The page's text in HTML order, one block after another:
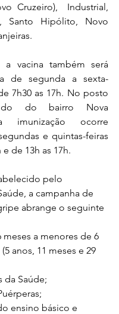
Cruzeiro),  Industrial,
Santo Hipólito, Novo
a vacina também será
de segunda a sexta-
7h30 as 17h. No posto
do bairro Nova
imunização ocorre
e quintas-feiras
e de 13h as 17h.
pelo
a campanha de
abrange o seguinte
meses a menores de 6
anos, 11 meses e 29
da Saúde;
ensino básico e